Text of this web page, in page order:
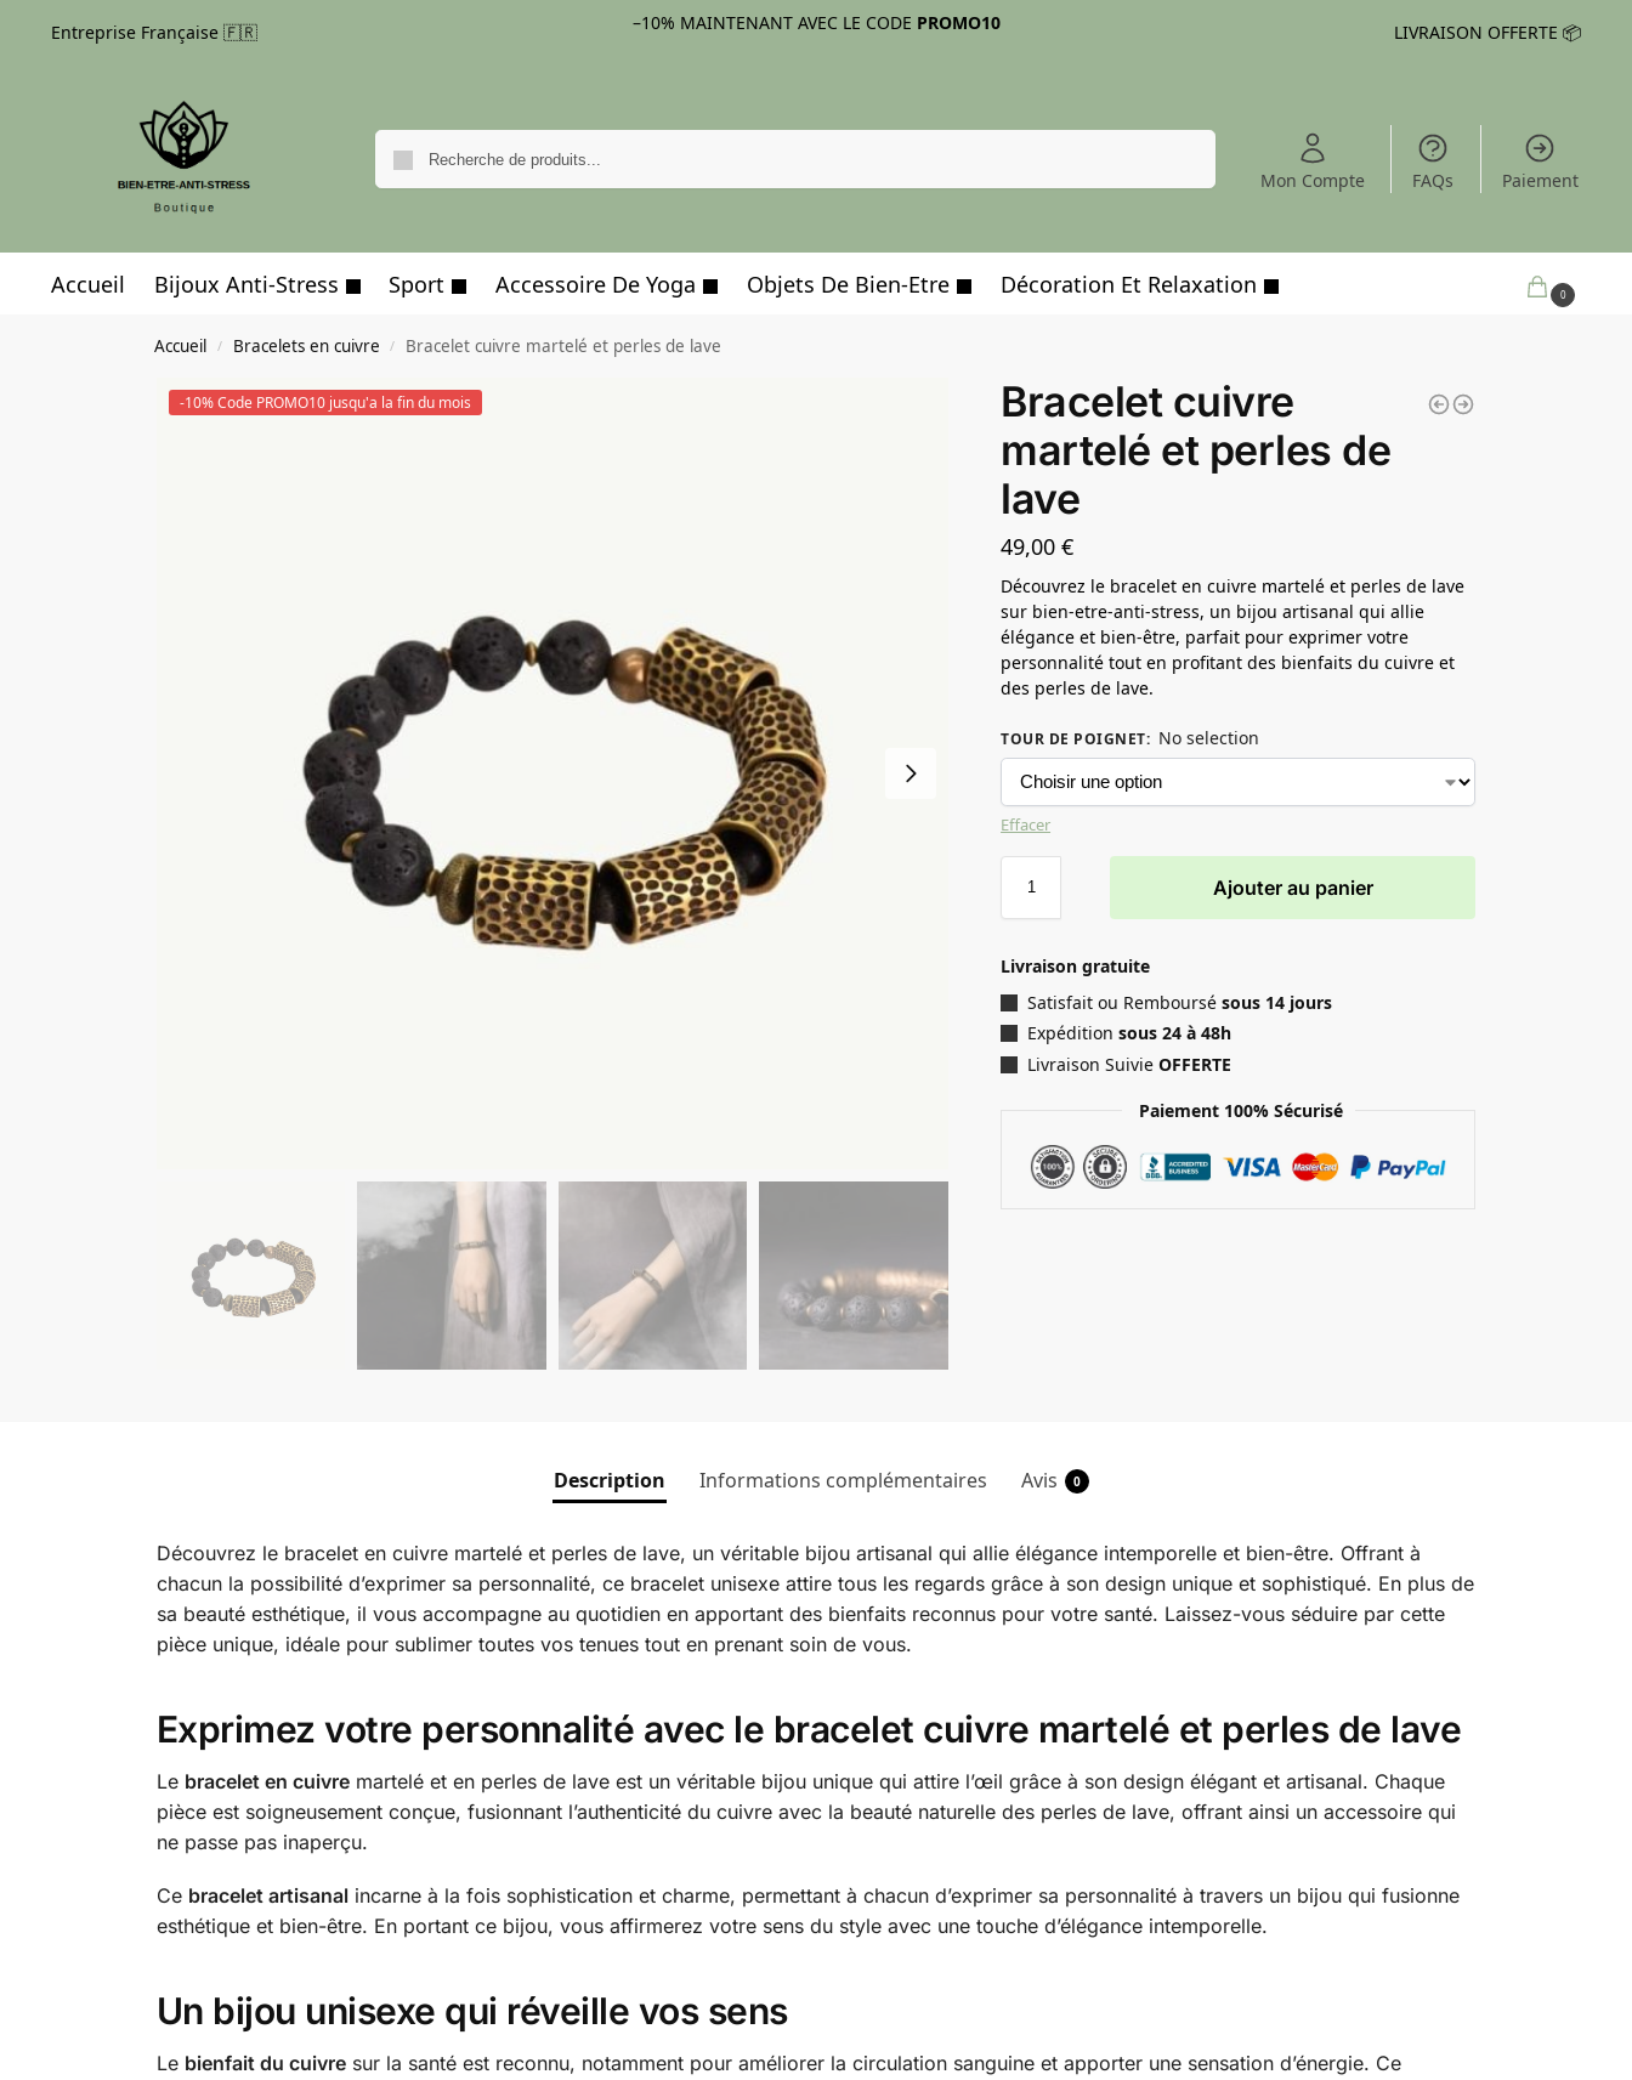
Entreprise Française 🇫🇷 –10% MAINTENANT AVEC LE CODE PROMO10 LIVRAISON OFFERTE 📦
Mon Compte FAQs Paiement
Accueil Bijoux Anti-Stress Sport Accessoire De Yoga Objets De Bien-Etre Décoration Et Relaxation 0
Accueil / Bracelets en cuivre / Bracelet cuivre martelé et perles de lave
-10% Code PROMO10 jusqu'a la fin du mois
Bracelet cuivre
martelé et perles de
lave
49,00€
Découvrez le bracelet en cuivre martelé et perles de lave
sur bien-etre-anti-stress, un bijou artisanal qui allie
élégance et bien-être, parfait pour exprimer votre
personnalité tout en profitant des bienfaits du cuivre et
des perles de lave.
TOUR DE POIGNET: No selection
Effacer
Ajouter au panier
Livraison gratuite
Satisfait ou Remboursésous 14 jours
Expédition sous 24 à 48h
Livraison SuivieOFFERTE
Paiement 100% Sécurisé
Description Informations complémentaires Avis 0
Découvrez le bracelet en cuivre martelé et perles de lave, un véritable bijou artisanal qui allie élégance intemporelle et bien-être. Offrant à
chacun la possibilité d’exprimer sa personnalité, ce bracelet unisexe attire tous les regards grâce à son design unique et sophistiqué. En plus de
sa beauté esthétique, il vous accompagne au quotidien en apportant des bienfaits reconnus pour votre santé. Laissez-vous séduire par cette
pièce unique, idéale pour sublimer toutes vos tenues tout en prenant soin de vous.
Exprimez votre personnalité avec le bracelet cuivre martelé et perles de lave
Le bracelet en cuivremartelé et en perles de lave est un véritable bijou unique qui attire l’œil grâce à son design élégant et artisanal. Chaque
pièce est soigneusement conçue, fusionnant l’authenticité du cuivre avec la beauté naturelle des perles de lave, offrant ainsi un accessoire qui
ne passe pas inaperçu.
Ce bracelet artisanalincarne à la fois sophistication et charme, permettant à chacun d’exprimer sa personnalité à travers un bijou qui fusionne
esthétique et bien-être. En portant ce bijou, vous affirmerez votre sens du style avec une touche d’élégance intemporelle.
Un bijou unisexe qui réveille vos sens
Le bienfait du cuivresur la santé est reconnu, notamment pour améliorer la circulation sanguine et apporter une sensation d’énergie. Ce